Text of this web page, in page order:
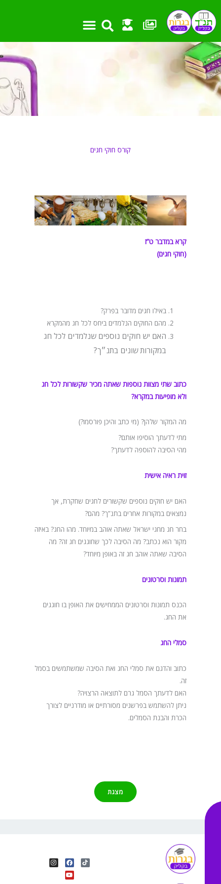
לתוכן
קורס חוקי חגים
קרא במדבר ט”ז
(חוקי חגים)
באילו חגים מדובר בפרק?
מהם החוקים הנלמדים ביחס לכל חג מהמקרא
האם יש חוקים נוספים שנלמדים לכל חג
במקורות שונים בתנ״ך?
כתוב שתי מצוות נוספות שאתה מכיר שקשורות לכל חג
ולא מופיעות במקרא?
מה המקור שלהן? (מי כתב והיכן פורסמו?)
מתי לדעתך הוסיפו אותם?
מהי הסיבה להוספה לדעתך?
זוית ראיה אישית
האם יש חוקים נוספים שקשורים לחגים שחקרת, אך
נמצאים במקורות אחרים בתנ”ך? מהם?
בחר חג מחגי ישראל שאתה אוהב במיוחד. מהו החג? באיזה
מקור הוא נכתב? מה הסיבה לכך שחוגגים חג זה? מה
הסיבה שאתה אוהב חג זה באופן מיוחד?
תמונות וסרטונים
הכנס תמונות וסרטונים הממחישים את האופן בו חוגגים
את החג.
סמלי החג
כתוב והדגם את סמלי החג ואת הסיבה שמשתמשים בסמל
זה.
האם לדעתך הסמל גרם לתוצאה הרצויה?
ניתן להשתמש בפרשנים מסורתיים או מודרניים לצורך
הכרת והבנת הסמלים.
מצגת
T
i
F
a
c
e
I
n
Y
o
u
t